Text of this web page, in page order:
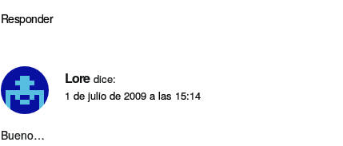
Responder
Lore dice:
1 de julio de 2009 a las 15:14
Bueno…